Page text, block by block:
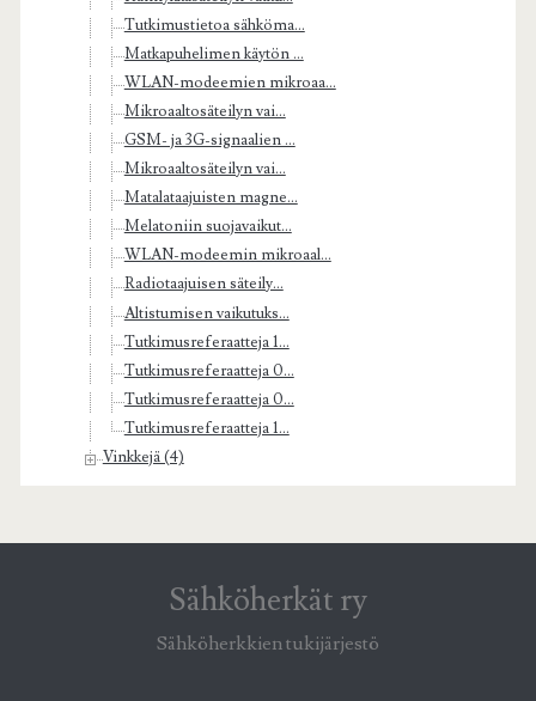
Tutkimustietoa sähköma...
Matkapuhelimen käytön ...
WLAN-modeemien mikroaa...
Mikroaaltosäteilyn vai...
GSM- ja 3G-signaalien ...
Mikroaaltosäteilyn vai...
Matalataajuisten magne...
Melatoniin suojavaikut...
WLAN-modeemin mikroaal...
Radiotaajuisen säteily...
Altistumisen vaikutuks...
Tutkimusreferaatteja 1...
Tutkimusreferaatteja 0...
Tutkimusreferaatteja 0...
Tutkimusreferaatteja 1...
Vinkkejä (4)
Sähköherkät ry
Sähköherkkien tukijärjestö